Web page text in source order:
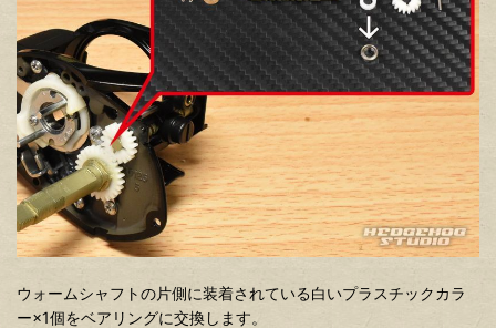
ウォームシャフトの片側に装着されている白いプラスチックカラ
ー×1個をベアリングに交換します。